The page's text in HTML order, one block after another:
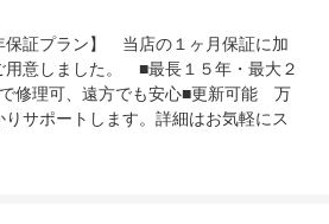
輸局の認証を受けた自社整備工場を完備して
れから納車、そしてアフターフォローまで、
体制でお客様をサポート。納車前の最終チェ
整備士にお任せください。
保証プラン】 当店の１ヶ月保証に加
用意しました。 ■最長１５年・最大２
修理可、遠方でも安心■更新可能 万
サポートします。詳細はお気軽にス